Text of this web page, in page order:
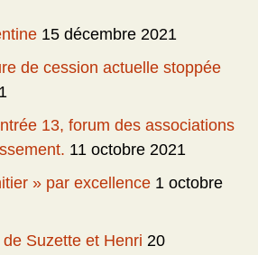
15 décembre 2021
de cession actuelle stoppée
13, forum des associations
11 octobre 2021
» par excellence 1 octobre
Suzette et Henri 20